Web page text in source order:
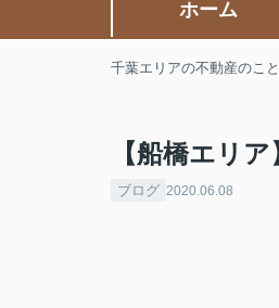
ホーム
千葉エリアの不動産のこ
【船橋エリ
ブログ 2020.06.08